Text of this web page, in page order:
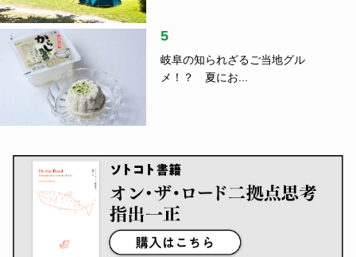
5
岐阜の知られざるご当地グル
メ！？ 夏にお...